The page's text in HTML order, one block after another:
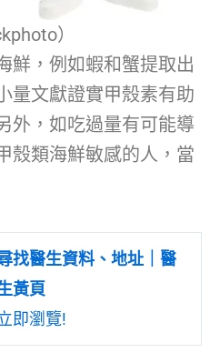
）
鮮，例如蝦和蟹提取出
量文獻證實甲殼素有助
外，如吃過量有可能導
殼類海鮮敏感的人，當
找醫生資料、地址｜醫
黃頁
即瀏覽!